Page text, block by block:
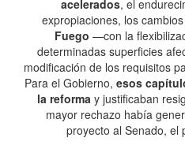
acelerados, el
expropiaciones, los
Fuego —con la
determinadas superficies
modificación de los requisitos
Para el Gobierno, esos
la reforma y justificaban
mayor rechazo había
proyecto al Senado, el